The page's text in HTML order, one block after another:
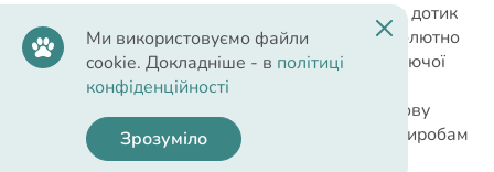
У цій серії продумана кожна дрібниця. М'яка на дотик
стрічка дуже міцна. Вона гіпоалергенна та абсолютно
безпечна для тварини. Вставки зі світловідбиваючої
нитки та наявність розумного адресника з QR-
паспортом на нашийнику забезпечують додаткову
безпеку. Стильні меланжеві кольори додають виробам
привабливого вигляду.
Ми використовуємо файли
cookie. Докладніше - в політиці
конфіденційності
Зрозуміло